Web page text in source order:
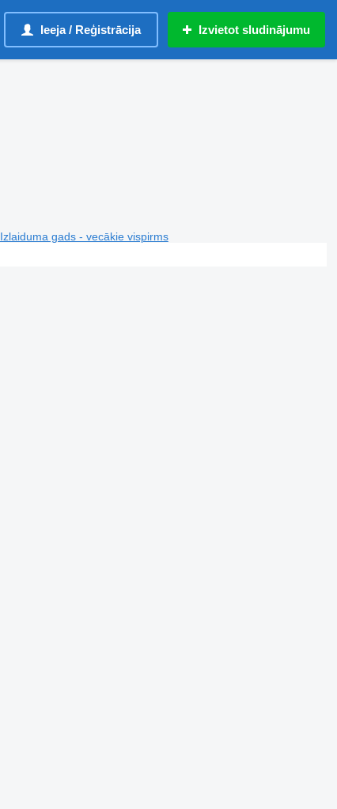
Ieeja / Reģistrācija Izvietot sludinājumu
Izlaiduma gads - vecākie vispirms